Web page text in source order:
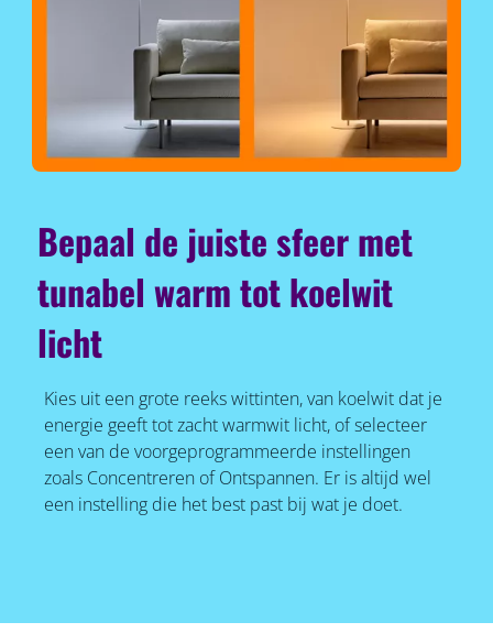
Bepaal de juiste sfeer met
tunabel warm tot koelwit
licht
Kies uit een grote reeks wittinten, van koelwit dat je
energie geeft tot zacht warmwit licht, of selecteer
een van de voorgeprogrammeerde instellingen
zoals Concentreren of Ontspannen. Er is altijd wel
een instelling die het best past bij wat je doet.